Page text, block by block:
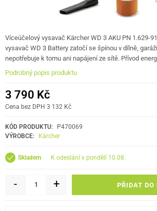
Víceúčelový vysavač Kärcher WD 3 AKU PN 1.629-
vysavač WD 3 Battery zatočí se špínou v dílně,
nepotřebuje k tomu ani napájení ze sítě. Přívod
Podrobný popis produktu
3 790 Kč
Cena bez DPH 3 132 Kč
KÓD PRODUKTU:
P470069
VÝROBCE:
Kärcher
Skladem k odeslání v pondělí 10.08.
- + PŘIDAT DO